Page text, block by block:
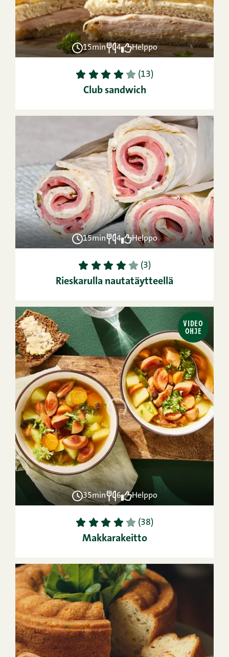
15min 4 Helppo
1 2 3 4 5 (13)
Club sandwich
15min 4 Helppo
1 2 3 4 5 (3)
Rieskarulla nautatäytteellä
VIDEO
OHJE
35min 6 Helppo
1 2 3 4 5 (38)
Makkarakeitto